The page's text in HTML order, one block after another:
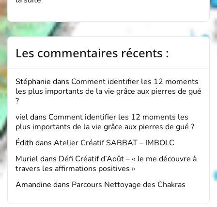
Les commentaires récents :
Stéphanie dans Comment identifier les 12 moments
les plus importants de la vie grâce aux pierres de gué
?
vieldans Comment identifier les 12 moments les
plus importants de la vie grâce aux pierres de gué ?
Édith dans Atelier Créatif SABBAT – IMBOLC
Murieldans Défi Créatif d’Août – « Je me découvre à
travers les affirmations positives »
Amandine dans Parcours Nettoyage des Chakras